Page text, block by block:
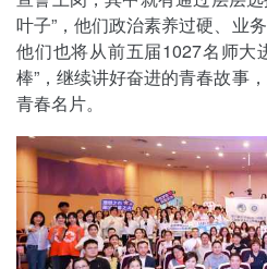
叶子”，他们政治素养过硬、业
他们也将从前五届1027名师大
棒”，继续讲好奋进的青春故事
青春名片。